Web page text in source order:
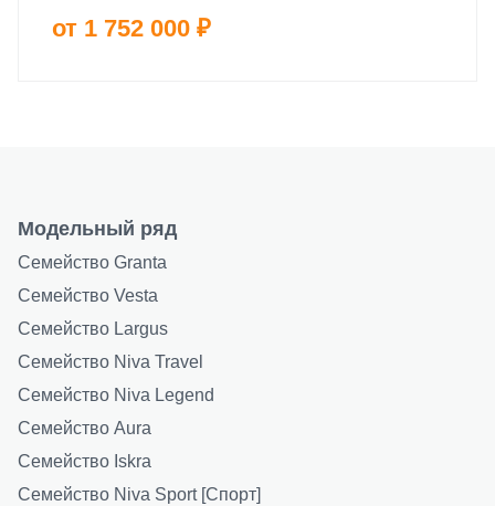
от 1 752 000 ₽
Модельный ряд
Семейство Granta
Семейство Vesta
Семейство Largus
Семейство Niva Travel
Семейство Niva Legend
Семейство Aura
Семейство Iskra
Семейство Niva Sport [Спорт]